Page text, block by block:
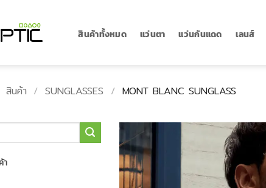
สินค้าทั้งหมด แว่นตา แว่นกันแดด เลนส์
สินค้า / SUNGLASSES / MONT BLANC SUNGLASS